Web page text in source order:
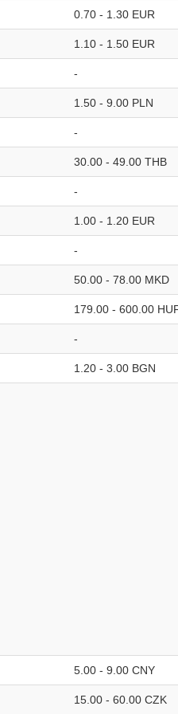
0.70 - 1.30 EUR
1.10 - 1.50 EUR
-
1.50 - 9.00 PLN
-
30.00 - 49.00 THB
-
1.00 - 1.20 EUR
-
50.00 - 78.00 MKD
179.00 - 600.00
-
1.20 - 3.00 BGN
5.00 - 9.00 CNY
15.00 - 60.00 CZK